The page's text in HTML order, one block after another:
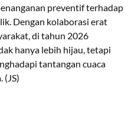
preventif terhadap
Dengan kolaborasi erat
di tahun 2026
hanya lebih hijau, tetapi
tantangan cuaca
(JS)